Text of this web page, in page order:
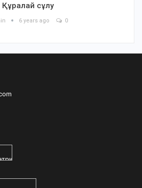
Құралай сұлу
6 years ago 0